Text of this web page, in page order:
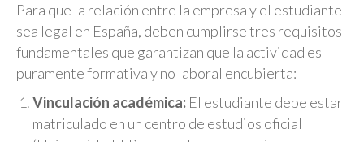
Para que la relación entre la empresa y el estudiante
sea legal en España, deben cumplirse tres requisitos
fundamentales que garantizan que la actividad es
puramente formativa y no laboral encubierta:
Vinculación académica: El estudiante debe estar
matriculado en un centro de estudios oficial